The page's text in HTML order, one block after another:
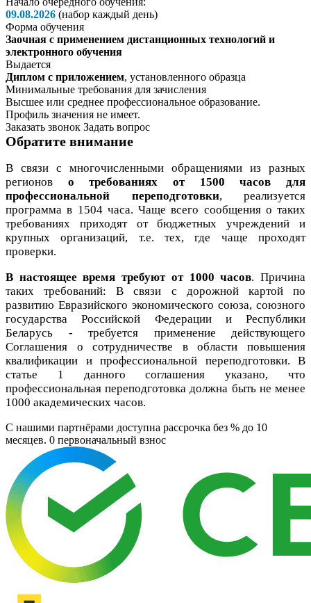
09.08.2026 (набор каждый день)
Форма обучения
Заочная с применением дистанционных технологий и
электронного обучения
Выдается
Диплом с приложением, установленного образца
Минимальные требования для зачисления
Высшее или среднее профессиональное образование.
Профиль значения не имеет.
Заказать звонок Задать вопрос
Обратите внимание
В связи с многочисленными обращениями из разных
регионов о требованиях от 1500 часов для
профессиональной переподготовки, реализуется
программа в 1504 часа. Чаще всего сообщения о таких
требованиях приходят от бюджетных учреждений и
крупных организаций, т.е. тех, где чаще проходят
проверки.
В настоящее время требуют от 1000 часов. Причина
таких требований: В связи с дорожной картой по
развитию Евразийского экономического союза, союзного
государства Российской Федерации и Республики
Беларусь - требуется применение действующего
Соглашения о сотрудничестве в области повышения
квалификации и профессиональной переподготовки. В
статье 1 данного соглашения указано, что
профессиональная переподготовка должна быть не менее
1000 академических часов.
C нашими партнёрами доступна рассрочка без % до 10
месяцев. 0 первоначальный взнос